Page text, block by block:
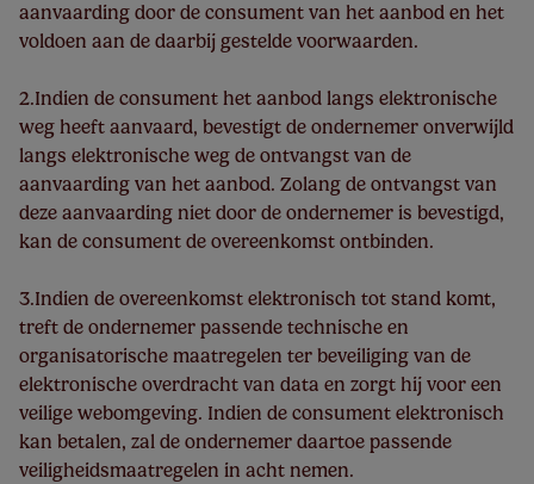
aanvaarding door de consument van het aanbod en het
voldoen aan de daarbij gestelde voorwaarden.
2.Indien de consument het aanbod langs elektronische
weg heeft aanvaard, bevestigt de ondernemer onverwijld
langs elektronische weg de ontvangst van de
aanvaarding van het aanbod. Zolang de ontvangst van
deze aanvaarding niet door de ondernemer is bevestigd,
kan de consument de overeenkomst ontbinden.
3.Indien de overeenkomst elektronisch tot stand komt,
treft de ondernemer passende technische en
organisatorische maatregelen ter beveiliging van de
elektronische overdracht van data en zorgt hij voor een
veilige webomgeving. Indien de consument elektronisch
kan betalen, zal de ondernemer daartoe passende
veiligheidsmaatregelen in acht nemen.